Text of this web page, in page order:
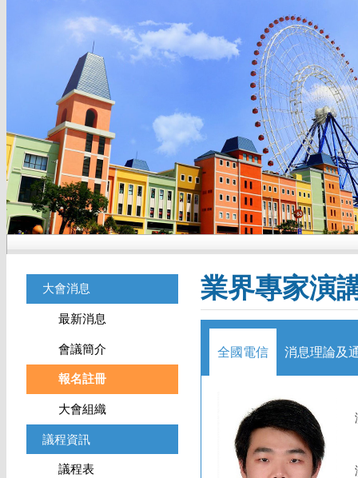
大會消息
最新消息
會議簡介
報名註冊
大會組織
議程資訊
議程表
業界專家演
全國電信 消息理論及